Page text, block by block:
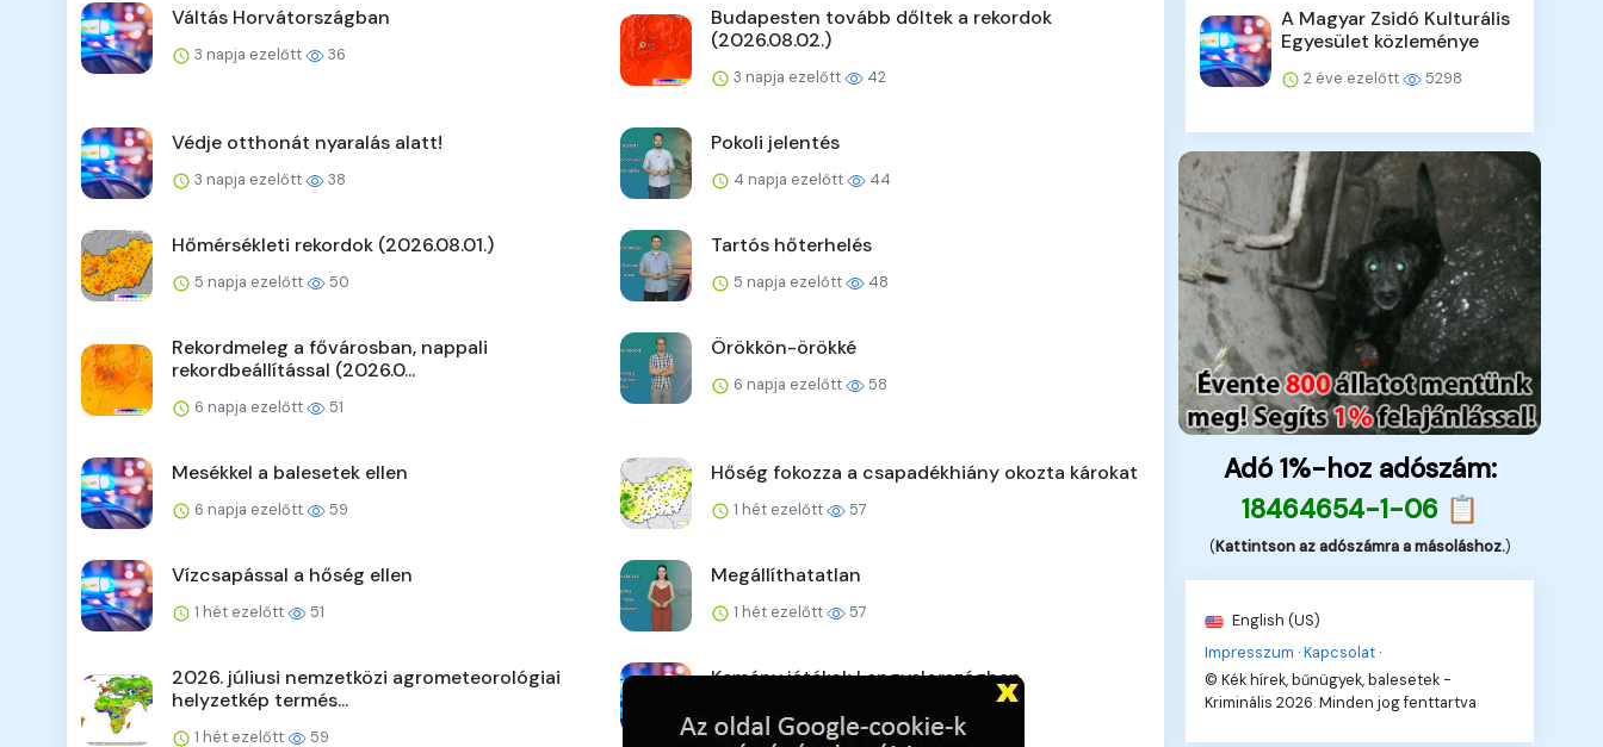
Váltás Horvátországban
3 napja ezelőtt 36
Budapesten tovább dőltek a rekordok
(2026.08.02.)
3 napja ezelőtt 42
Védje otthonát nyaralás alatt!
3 napja ezelőtt 38
Pokoli jelentés
4 napja ezelőtt 44
Hőmérsékleti rekordok (2026.08.01.)
5 napja ezelőtt 50
Tartós hőterhelés
5 napja ezelőtt 48
Rekordmeleg a fővárosban, nappali
rekordbeállítással (2026.0...
6 napja ezelőtt 51
Örökkön-örökké
6 napja ezelőtt 58
Mesékkel a balesetek ellen
6 napja ezelőtt 59
Hőség fokozza a csapadékhiány okozta károkat
1 hét ezelőtt 57
Vízcsapással a hőség ellen
1 hét ezelőtt 51
Megállíthatatlan
1 hét ezelőtt 57
2026. júliusi nemzetközi agrometeorológiai
helyzetkép termés...
1 hét ezelőtt 59
Kemény játékok Lengyelországban
1 hét ezelőtt
A Magyar Zsidó Kulturális
Egyesület közleménye
2 éve ezelőtt 5298
Adó 1%-hoz adószám:
18464654-1-06 📋
(Kattintson az adószámra a másoláshoz.)
English (US)
Impresszum ·Kapcsolat ·
© Kék hírek, bűnügyek, balesetek -
Kriminális 2026. Minden jog fenttartva